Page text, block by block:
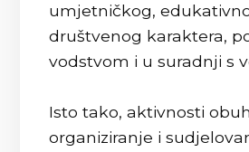
umjetničkog,
društvenog karaktera,
vodstvom i u suradnji s
Isto tako, aktivnosti
organiziranje i